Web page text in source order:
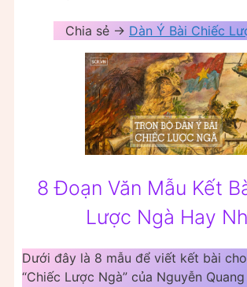
Chia sẻ -> Dàn Ý Bài Chiếc
8 Đoạn Văn Mẫu Kết
Lược Ngà Hay
Dưới đây là 8 mẫu để viết kết bài
“Chiếc Lược Ngà” của Nguyễn